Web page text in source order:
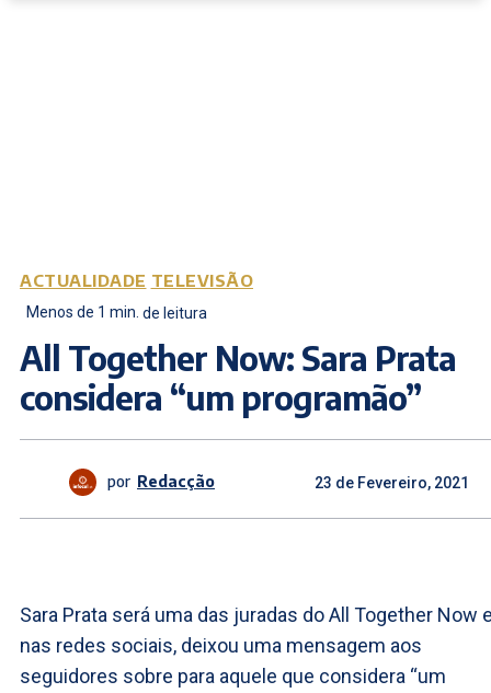
ACTUALIDADE TELEVISÃO
Menos de 1 min. de leitura
All Together Now: Sara Prata
considera “um programão”
por Redacção 23 de Fevereiro, 2021
Sara Prata será uma das juradas do All Together Now
nas redes sociais, deixou uma mensagem aos
seguidores sobre para aquele que considera “um